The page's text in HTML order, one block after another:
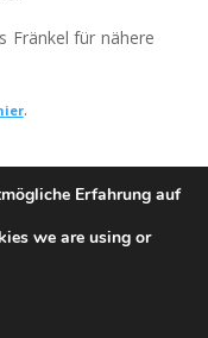
Fränkel für nähere
.
Erfahrung auf
we are using or